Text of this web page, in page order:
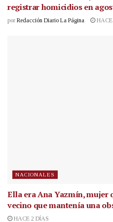
registrar homicidios en
por Redacción Diario La Página HACE
NACIONALES
Ella era Ana Yazmín, mujer
vecino que mantenía una
HACE 2 DÍAS